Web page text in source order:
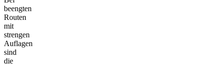
beengten
Routen
mit
strengen
Auflagen
sind
die